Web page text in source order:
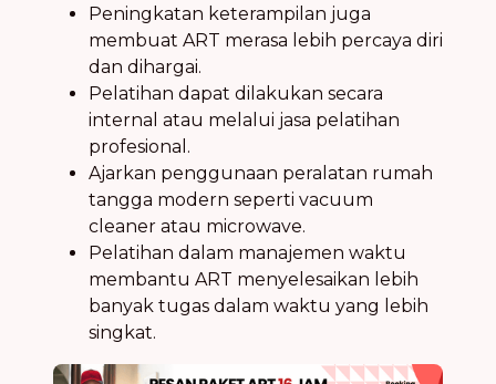
Peningkatan keterampilan juga
membuat ART merasa lebih percaya diri
dan dihargai.
Pelatihan dapat dilakukan secara
internal atau melalui jasa pelatihan
profesional.
Ajarkan penggunaan peralatan rumah
tangga modern seperti vacuum
cleaner atau microwave.
Pelatihan dalam manajemen waktu
membantu ART menyelesaikan lebih
banyak tugas dalam waktu yang lebih
singkat.